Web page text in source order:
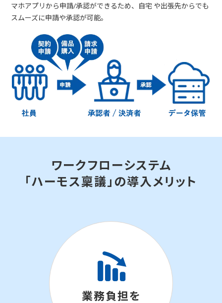
マホアプリから申請/承認ができるため、自宅 や出張先からでも
スムーズに申請や承認が可能。
ワークフローシステム
「ハーモス稟議」の導入メリット
業務負担を